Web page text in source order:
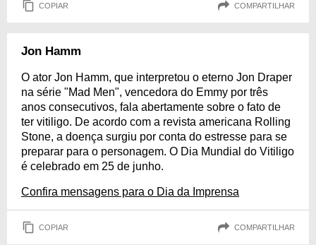
COPIAR COMPARTILHAR
Jon Hamm
O ator Jon Hamm, que interpretou o eterno Jon Draper
na série "Mad Men", vencedora do Emmy por três
anos consecutivos, fala abertamente sobre o fato de
ter vitiligo. De acordo com a revista americana Rolling
Stone, a doença surgiu por conta do estresse para se
preparar para o personagem. O Dia Mundial do Vitiligo
é celebrado em 25 de junho.
Confira mensagens para o Dia da Imprensa
COPIAR COMPARTILHAR